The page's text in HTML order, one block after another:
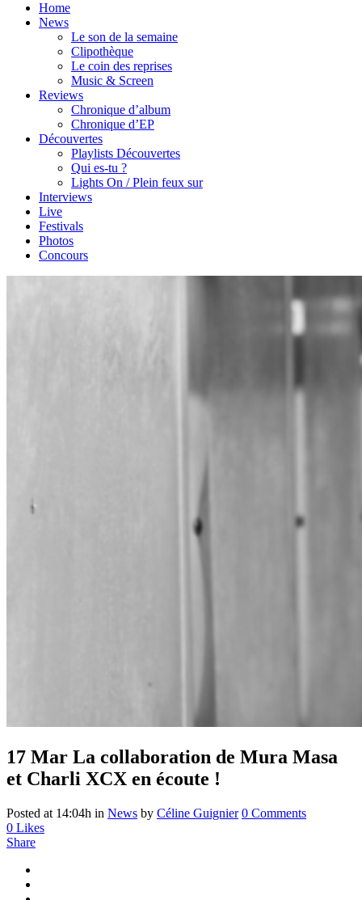
Home
News
Le son de la semaine
Clipothèque
Le coin des reprises
Music & Screen
Reviews
Chronique d’album
Chronique d’EP
Découvertes
Playlists Découvertes
Qui es-tu ?
Lights On / Plein feux sur
Interviews
Live
Festivals
Photos
Concours
17 Mar La collaboration de Mura Masa
et Charli XCX en écoute !
Posted at 14:04h in News by Céline Guignier 0 Comments
0 Likes
Share